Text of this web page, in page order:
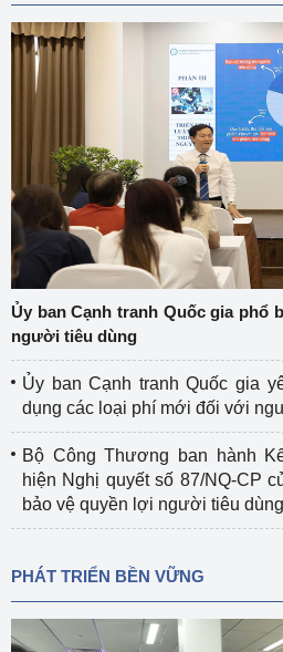
Ủy ban Cạnh tranh Quốc gia phổ
người tiêu dùng
Ủy ban Cạnh tranh Quốc gia
dụng các loại phí mới đối với
Bộ Công Thương ban hành
hiện Nghị quyết số 87/NQ-CP
bảo vệ quyền lợi người tiêu
PHÁT TRIỂN BỀN VỮNG